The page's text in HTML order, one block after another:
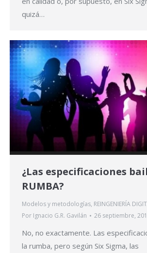
quizá…
¿Las especificaciones
RUMBA?
Modelos y metodologías, REINGENIERÍA
Por Ignacio G.R. Gavilán 26 septiembre,
No, no exactamente. Las
la rumba, pero según Six Sigma, las